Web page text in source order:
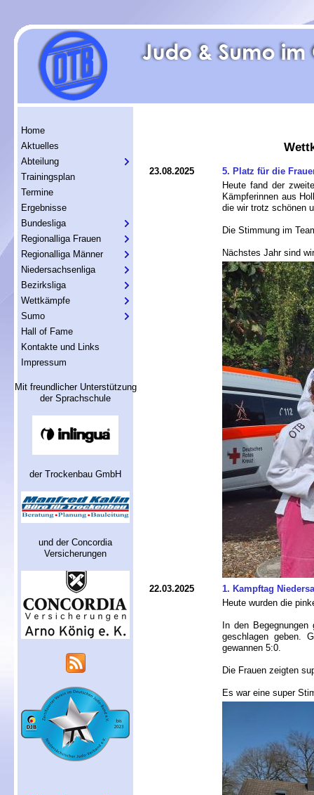
Home
Aktuelles
Abteilung
Trainingsplan
Termine
Ergebnisse
Bundesliga
Regionalliga Frauen
Regionalliga Männer
Niedersachsenliga
Bezirksliga
Wettkämpfe
Sumo
Hall of Fame
Kontakte und Links
Impressum
Mit freundlicher Unterstützung
der Sprachschule
der Trockenbau GmbH
und der Concordia
Versicherungen
23.08.2025
5. Platz für die
Heute fand der
Kämpferinnen aus
die wir trotz schönen
Die Stimmung im
Nächstes Jahr sind
22.03.2025
1. Kampftag
Heute wurden die
In den
geschlagen geben.
gewannen 5:0.
Die Frauen zeigten
Es war eine super